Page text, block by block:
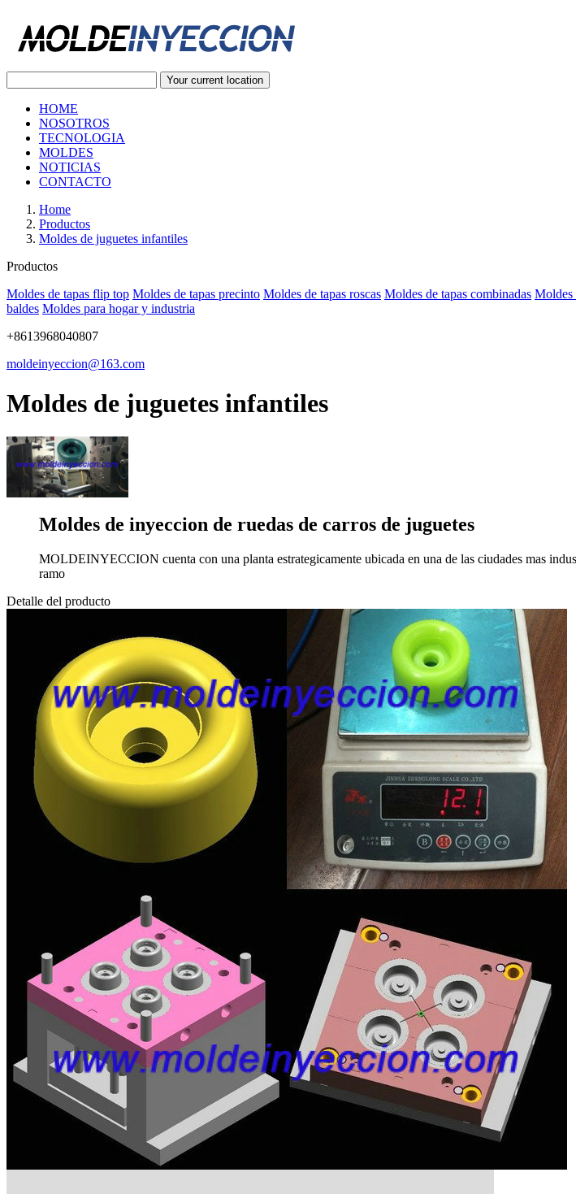
Your current location
HOME
NOSOTROS
TECNOLOGIA
MOLDES
NOTICIAS
CONTACTO
Home
Productos
Moldes de juguetes infantiles
Productos
Moldes de tapas flip top Moldes de tapas precinto Moldes de tapas roscas Moldes de tapas combinadas Moldes
baldes Moldes para hogar y industria
+8613968040807
moldeinyeccion@163.com
Moldes de juguetes infantiles
Moldes de inyeccion de ruedas de carros de juguetes
MOLDEINYECCION cuenta con una planta estrategicamente ubicada en una de las ciudades mas
ramo
Detalle del producto